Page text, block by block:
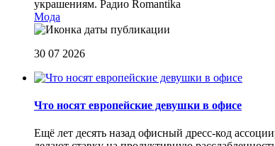
украшениям. Радио Romantika
Мода
30 07 2026
Что носят европейские девушки в офисе
Ещё лет десять назад офисный дресс-код